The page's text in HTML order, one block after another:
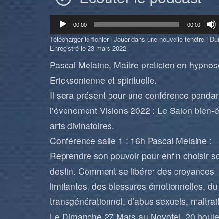
Lecteur
audio
00:00 00:00
Télécharger le fichier| Jouer dans une nouvelle fenêtre |
Enregistré le 23 mars 2022
Pascal Melaine, Maître praticien en
Ericksonienne et spirituelle.
Il sera présent pour une conférence
l’événement Visions 2022 : Le Salon bien-
arts divinatoires.
Conférence salle 1 : 16h Pascal Melaine :
Reprendre son pouvoir pour enfin choisir
destin. Comment se libérer des croyances
limitantes, des blessures émotionnelles, du
transgénérationnel, d’abus sexuels,
Le Dimanche 27 Mars au Novotel, 20